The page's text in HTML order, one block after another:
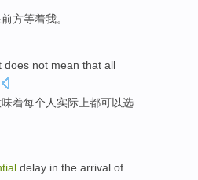
方等着我。
does not mean that all
着每个 人 实际上都可以选
delay in the arrival of